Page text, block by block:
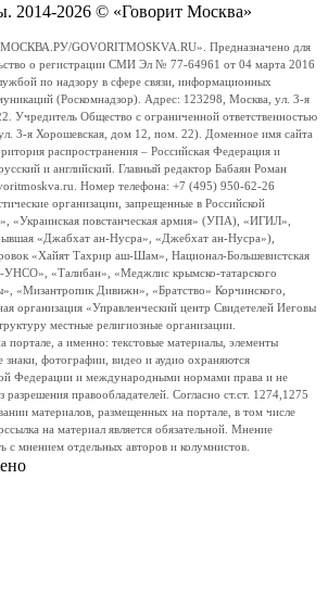
2014-2026 © «Говорит Москва»
GOVORITMOSKVA.RU». Предназначено для
о регистрации СМИ Эл № 77-64961 от 04 марта 2016
по надзору в сфере связи, информационных
(Роскомнадзор). Адрес: 123298, Москва, ул. 3-я
Учредитель Общество с ограниченной ответственностью
3-я Хорошевская, дом 12, пом. 22). Доменное имя сайта
распространения – Российская Федерация и
и английский. Главный редактор Бабаян Роман
Номер телефона: +7 (495) 950-62-26
организации, запрещенные в Российской
«Украинская повстанческая армия» (УПА), «ИГИЛ»,
«Джабхат ан-Нусра», «Джебхат ан-Нусра»),
«Хайят Тахрир аш-Шам», Национал-Большевистская
«Талибан», «Меджлис крымско-татарского
«Мизантропик Дивижн», «Братство» Корчинского,
организация «Управленческий центр Свидетелей Иеговы
местные религиозные организации.
а именно: текстовые материалы, элементы
знаки, фотографии, видео и аудио охраняются
Федерации и международными нормами права и не
разрешения правообладателей. Согласно ст.ст. 1274,1275
материалов, размещенных на портале, в том числе
на материал является обязательной. Мнение
с мнением отдельных авторов и колумнистов.